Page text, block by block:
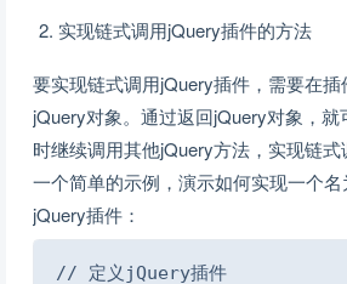
实现链式调用jQuery插件的方法
要实现链式调用jQuery插件，需要在
jQuery对象。通过返回jQuery对象，
时继续调用其他jQuery方法，实现链
一个简单的示例，演示如何实现一个
jQuery插件：
// 定义jQuery插件